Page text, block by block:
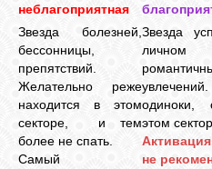
неблагоприятная
Звезда болезней,
бессонницы,
препятствий.
Желательно реже
находится в этом
секторе, и тем
более не спать.
Самый
Звезда
личном
одиноки,
этом
не